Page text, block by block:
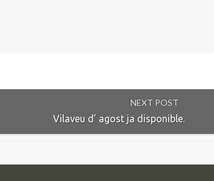
NEXT POST
Vilaveu d’ agost ja disponible.